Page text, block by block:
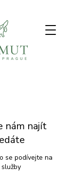
nám najít
se podívejte na